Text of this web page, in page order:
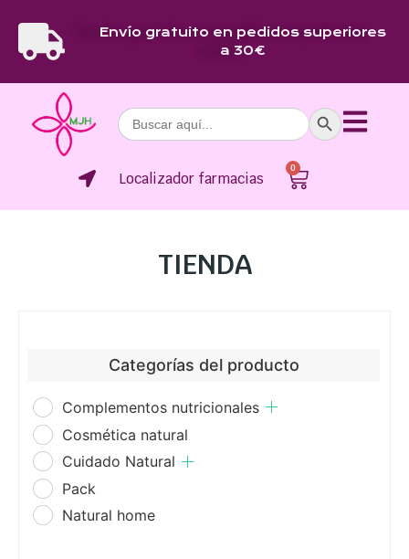
Envío gratuito en pedidos superiores
a 30€
Buscar: Botón de
Localizador farmacias
0
TIENDA
Categorías del producto
Complementos nutricionales
Cosmética natural
Cuidado Natural
Pack
Natural home